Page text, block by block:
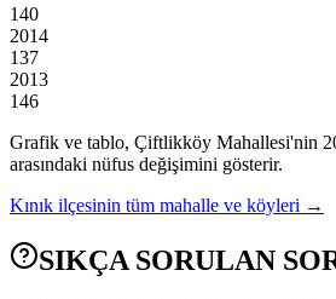
140
2014
137
2013
146
Grafik ve tablo, Çiftlikköy Mahallesi'nin
arasındaki nüfus değişimini gösterir.
Kınık ilçesinin tüm mahalle ve köyleri →
SIKÇA SORULAN